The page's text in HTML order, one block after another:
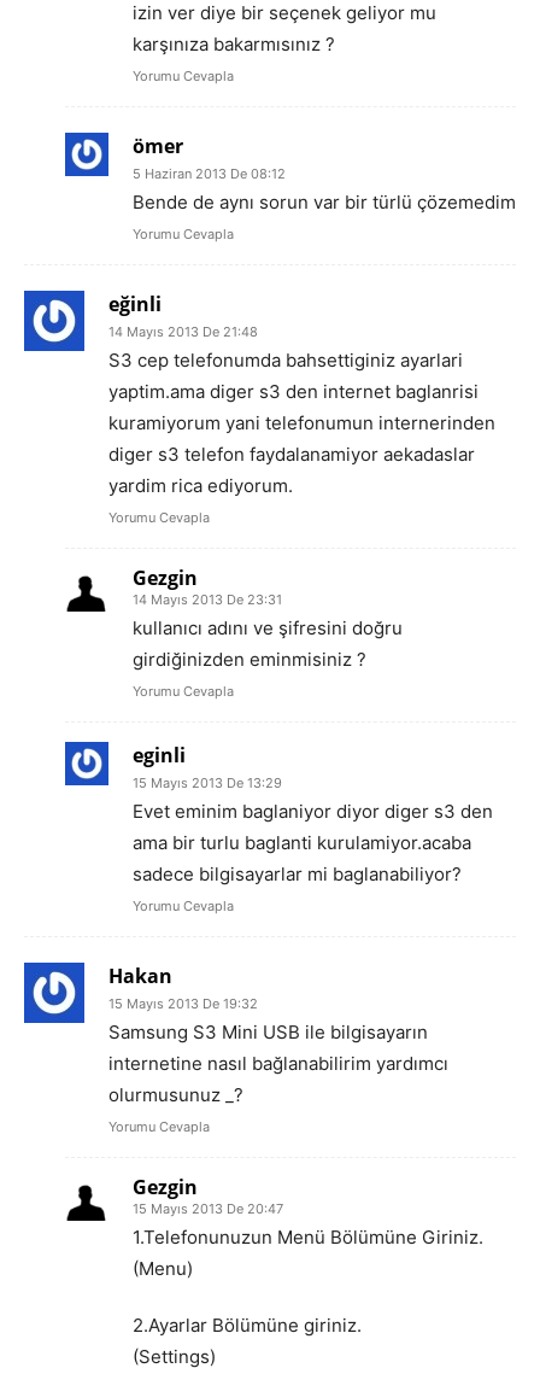
izin ver diye bir seçenek geliyor mu
karşınıza bakarmısınız ?
Yorumu Cevapla
ömer
5 Haziran 2013 De 08:12
Bende de aynı sorun var bir türlü çözemedim
Yorumu Cevapla
eğinli
14 Mayıs 2013 De 21:48
S3 cep telefonumda bahsettiginiz ayarlari
yaptim.ama diger s3 den internet baglanrisi
kuramiyorum yani telefonumun internerinden
diger s3 telefon faydalanamiyor aekadaslar
yardim rica ediyorum.
Yorumu Cevapla
Gezgin
14 Mayıs 2013 De 23:31
kullanıcı adını ve şifresini doğru
girdiğinizden eminmisiniz ?
Yorumu Cevapla
eginli
15 Mayıs 2013 De 13:29
Evet eminim baglaniyor diyor diger s3 den
ama bir turlu baglanti kurulamiyor.acaba
sadece bilgisayarlar mi baglanabiliyor?
Yorumu Cevapla
Hakan
15 Mayıs 2013 De 19:32
Samsung S3 Mini USB ile bilgisayarın
internetine nasıl bağlanabilirim yardımcı
olurmusunuz _?
Yorumu Cevapla
Gezgin
15 Mayıs 2013 De 20:47
1.Telefonunuzun Menü Bölümüne Giriniz.
(Menu)
2.Ayarlar Bölümüne giriniz.
(Settings)